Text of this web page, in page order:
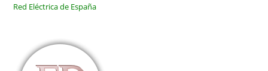
Red Eléctrica de España